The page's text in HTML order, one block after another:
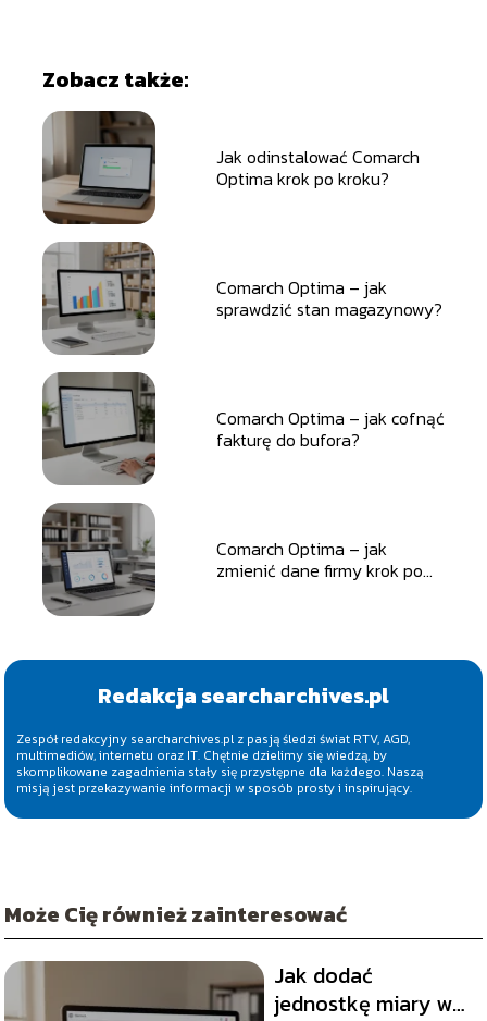
Zobacz także:
Jak odinstalować Comarch
Optima krok po kroku?
Comarch Optima – jak
sprawdzić stan magazynowy?
Comarch Optima – jak cofnąć
fakturę do bufora?
Comarch Optima – jak
zmienić dane firmy krok po
Redakcja searcharchives.pl
Zespół redakcyjny searcharchives.pl z pasją śledzi świat RTV, AGD,
multimediów, internetu oraz IT. Chętnie dzielimy się wiedzą, by
skomplikowane zagadnienia stały się przystępne dla każdego. Naszą
misją jest przekazywanie informacji w sposób prosty i inspirujący.
Może Cię również zainteresować
Jak dodać
jednostkę miary w